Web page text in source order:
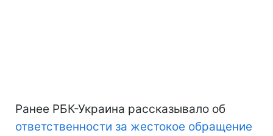
Ранее РБК-Украина рассказывало об
ответственности за жестокое обращение